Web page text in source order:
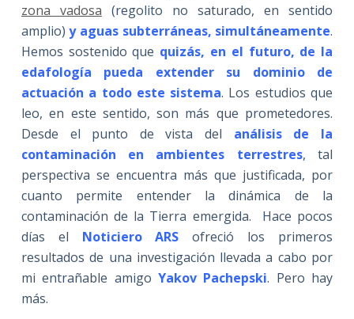
zona vadosa (regolito no saturado, en sentido
amplio) y aguas subterráneas, simultáneamente.
Hemos sostenido que quizás, en el futuro, de la
edafología pueda extender su dominio de
actuación a todo este sistema. Los estudios que
leo, en este sentido, son más que prometedores.
Desde el punto de vista del análisis de la
contaminación en ambientes terrestres, tal
perspectiva se encuentra más que justificada, por
cuanto permite entender la dinámica de la
contaminación de la Tierra emergida. Hace pocos
días el Noticiero ARS
ofreció los primeros
resultados de una investigación llevada a cabo por
mi entrañable amigo Yakov Pachepski. Pero hay
más.